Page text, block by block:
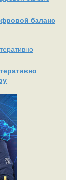
баланс